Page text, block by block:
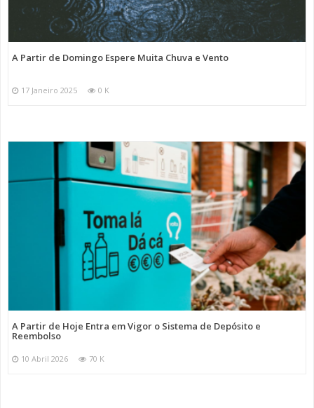
A Partir de Domingo Espere Muita Chuva e Vento
17 Janeiro 2025 0 K
A Partir de Hoje Entra em Vigor o Sistema de Depósito e
Reembolso
10 Abril 2026 70 K